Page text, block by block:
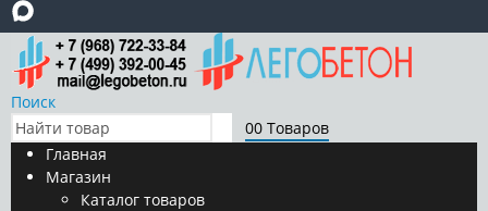
Поиск
00 Товаров
Главная
Магазин
Каталог товаров